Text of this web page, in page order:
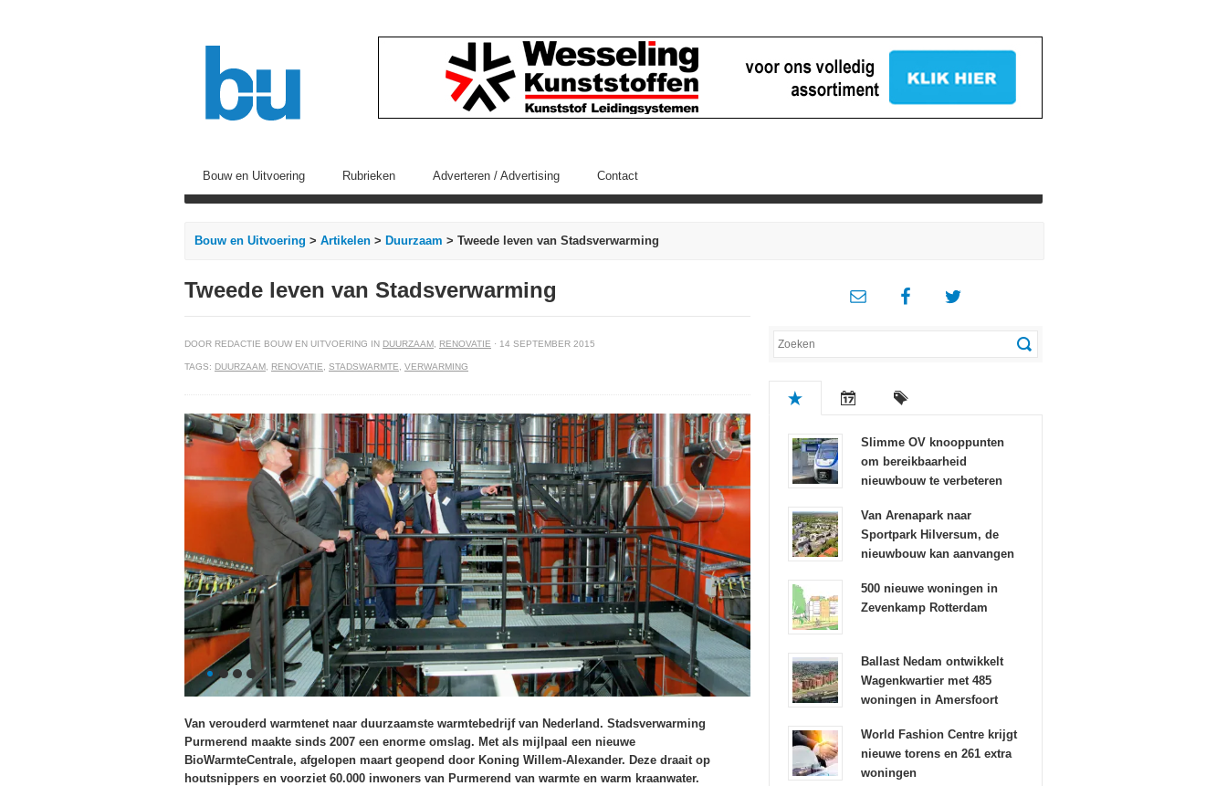
Bouw en Uitvoering Rubrieken Adverteren / Advertising Contact
Bouw en Uitvoering > Artikelen > Duurzaam > Tweede leven van Stadsverwarming
Tweede leven van Stadsverwarming
DOOR REDACTIE BOUW EN UITVOERING IN DUURZAAM RENOVATIE · 14 SEPTEMBER 2015
TAGS: DUURZAAM RENOVATIE STADSWARMTE VERWARMING
Van verouderd warmtenet naar duurzaamste warmtebedrijf van Nederland. Stadsverwarming
Purmerend maakte sinds 2007 een enorme omslag. Met als mijlpaal een nieuwe
BioWarmteCentrale, afgelopen maart geopend door Koning Willem-Alexander. Deze draait op
houtsnippers en voorziet 60.000 inwoners van Purmerend van warmte en warm kraanwater.
Slimme OV knooppunten
om bereikbaarheid
nieuwbouw te verbeteren
Van Arenapark naar
Sportpark Hilversum, de
nieuwbouw kan aanvangen
500 nieuwe woningen in
Zevenkamp Rotterdam
Ballast Nedam ontwikkelt
Wagenkwartier met 485
woningen in Amersfoort
World Fashion Centre krijgt
nieuwe torens en 261 extra
woningen